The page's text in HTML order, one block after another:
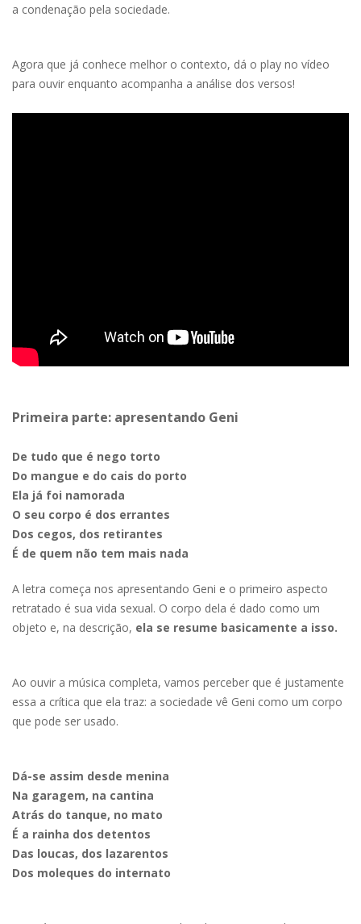
a condenação pela sociedade.
Agora que já conhece melhor o contexto, dá o play no vídeo
para ouvir enquanto acompanha a análise dos versos!
Primeira parte: apresentando Geni
De tudo que é nego torto
Do mangue e do cais do porto
Ela já foi namorada
O seu corpo é dos errantes
Dos cegos, dos retirantes
É de quem não tem mais nada
A letra começa nos apresentando Geni e o primeiro aspecto
retratado é sua vida sexual. O corpo dela é dado como um
objeto e, na descrição, ela se resume basicamente a isso.
Ao ouvir a música completa, vamos perceber que é justamente
essa a crítica que ela traz: a sociedade vê Geni como um corpo
que pode ser usado.
Dá-se assim desde menina
Na garagem, na cantina
Atrás do tanque, no mato
É a rainha dos detentos
Das loucas, dos lazarentos
Dos moleques do internato